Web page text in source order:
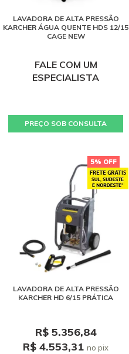
LAVADORA DE ALTA PRESSÃO
KARCHER ÁGUA QUENTE HDS 12/15
CAGE NEW
FALE COM UM
ESPECIALISTA
PREÇO SOB CONSULTA
5% OFF
LAVADORA DE ALTA PRESSÃO
KARCHER HD 6/15 PRÁTICA
R$ 5.356,84
R$ 4.553,31 no pix